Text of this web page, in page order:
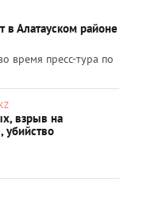
в Алатауском районе
время пресс-тура по
взрыв на
убийство